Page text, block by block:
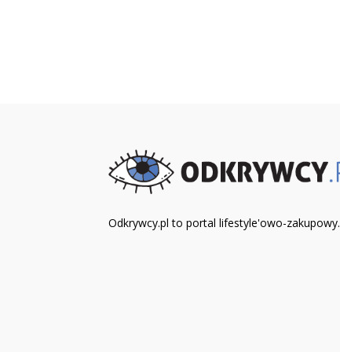
Odkrywcy.pl to portal lifestyle'owo-zakupowy.